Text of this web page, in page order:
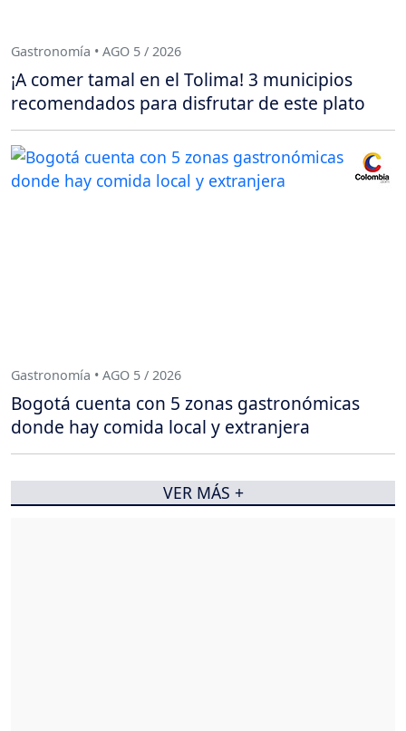
Gastronomía • AGO 5 / 2026
¡A comer tamal en el Tolima! 3 municipios
recomendados para disfrutar de este plato
Gastronomía • AGO 5 / 2026
Bogotá cuenta con 5 zonas gastronómicas
donde hay comida local y extranjera
VER MÁS +